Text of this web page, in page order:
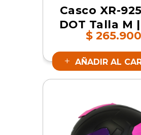
Casco XR-
DOT Talla M |
17349
$ 265.900
AÑADIR AL